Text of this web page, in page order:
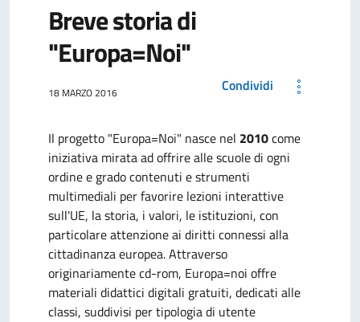
Breve storia di
"Europa=Noi"
18 MARZO 2016 Condividi
Il progetto "Europa=Noi" nasce nel 2010come
iniziativa mirata ad offrire alle scuole di ogni
ordine e grado contenuti e strumenti
multimediali per favorire lezioni interattive
sull'UE, la storia, i valori, le istituzioni, con
particolare attenzione ai diritti connessi alla
cittadinanza europea. Attraverso
originariamente cd-rom, Europa=noi offre
materiali didattici digitali gratuiti, dedicati alle
classi, suddivisi per tipologia di utente